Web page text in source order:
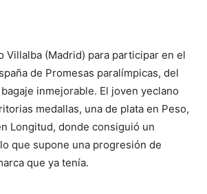
Villalba (Madrid) para participar en el
de Promesas paralímpicas, del
inmejorable. El joven yeclano
medallas, una de plata en Peso,
Longitud, donde consiguió un
que supone una progresión de
que ya tenía.